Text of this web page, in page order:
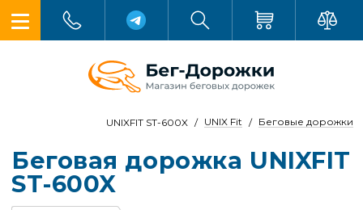
Беговые дорожки
UNIX Fit
UNIXFIT ST-600X
Беговая дорожка UNIXFIT
ST-600X